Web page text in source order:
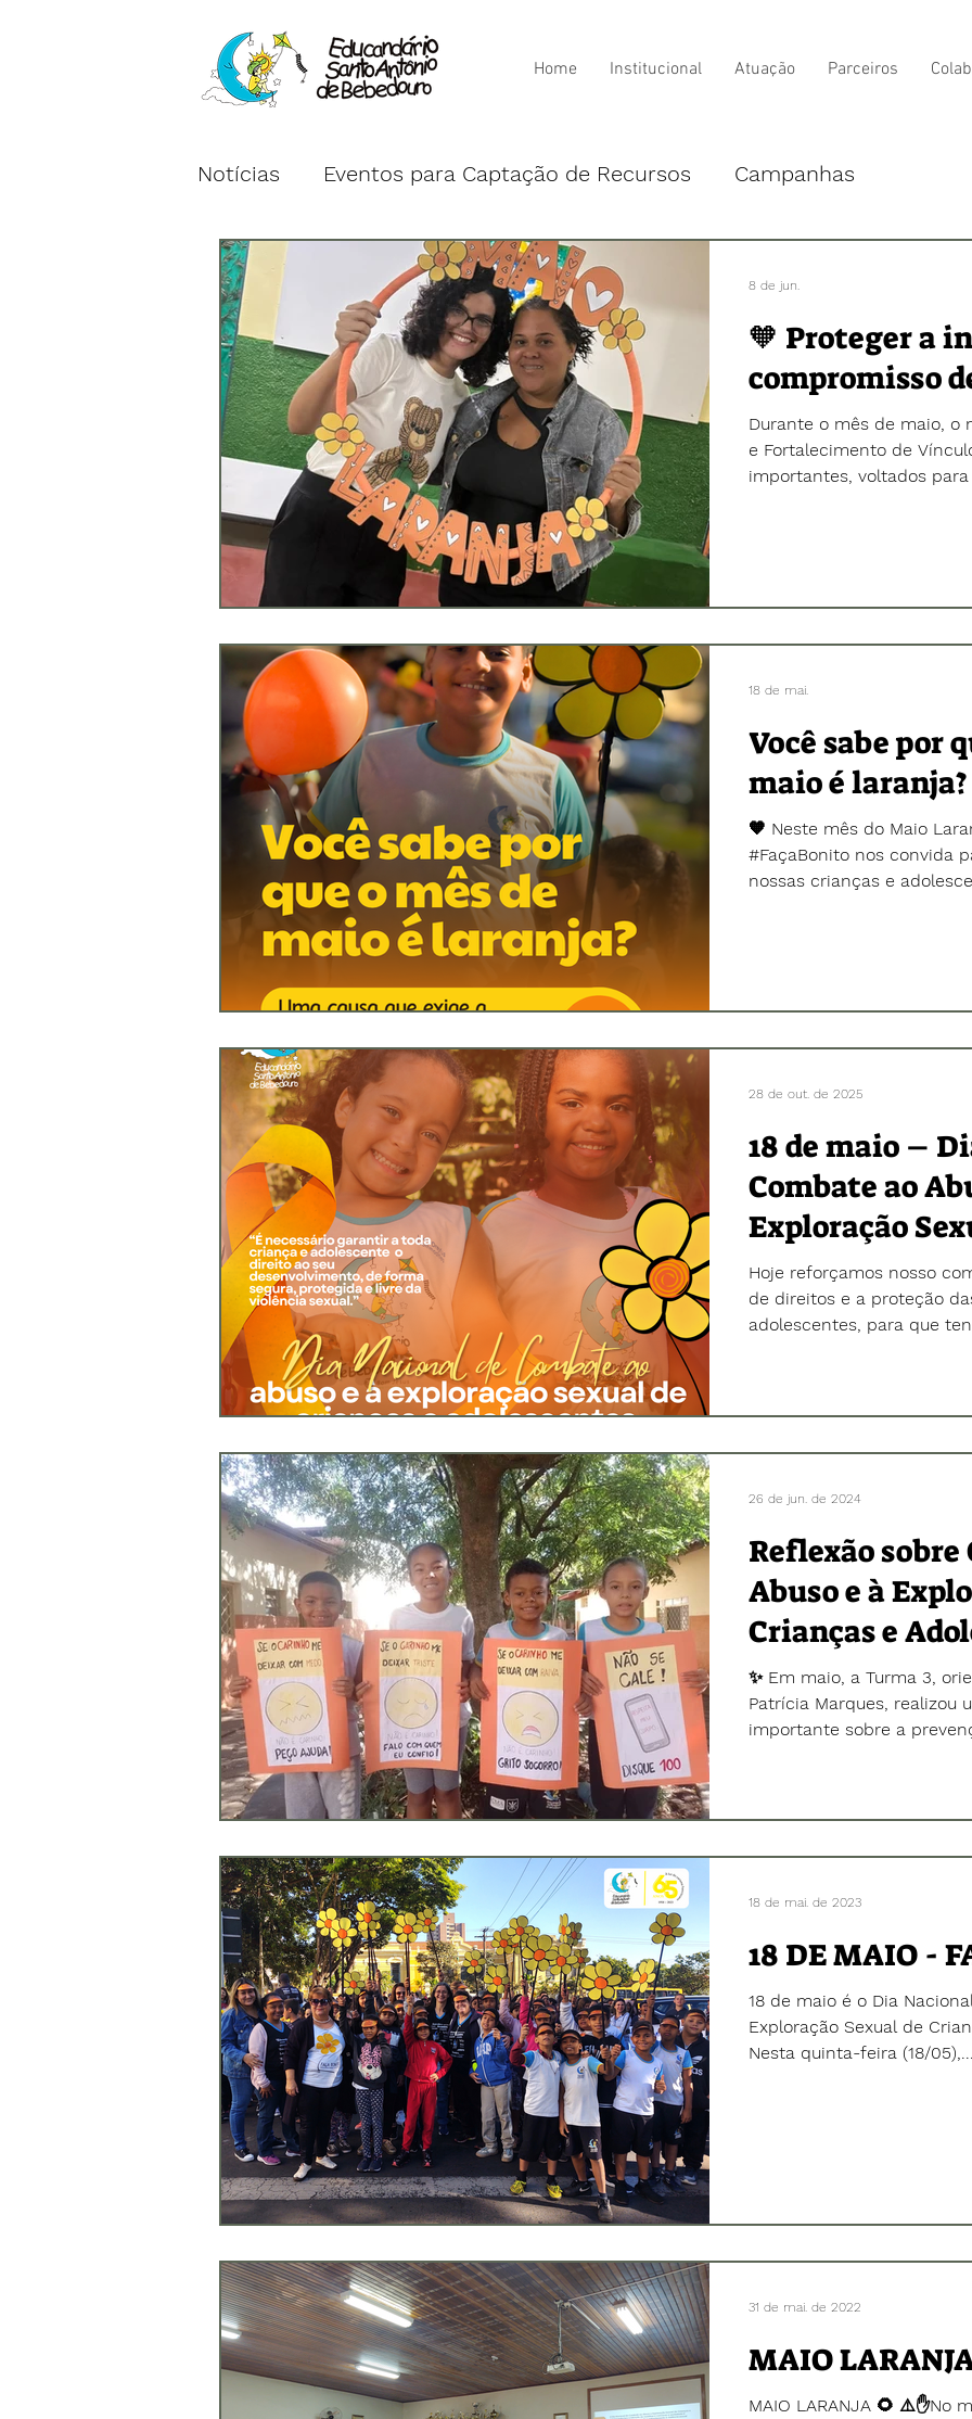
Home Institucional Atuação Parceiros
Notícias Eventos para Captação de Recursos Campanhas
🧡 Proteger a
compromisso
Durante o mês de maio, o
e Fortalecimento de
importantes, voltados
as psicólogas Michelly e
8 de jun.
Você sabe por
maio é laranja?
🧡 Neste mês do Maio
#FaçaBonito nos convida
nossas crianças e
de instituições sérias,
18 de mai.
18 de maio –
Combate ao
Exploração
e
Hoje reforçamos nosso
de direitos e a proteção
adolescentes, para que
desenvolvimento
participar da caminhada
28 de out. de 2025
Reflexão sobre
Abuso e à
Crianças e
✨ Em maio, a Turma 3,
Patrícia Marques, realizou
importante sobre a
26 de jun. de 2024
18 DE MAIO -
18 de maio é o Dia
Exploração Sexual de
Nesta quinta-feira (18/05),...
18 de mai. de 2023
MAIO
MAIO LARANJA 🌻 ⚠️✋No mês de maio foi realizado
31 de mai. de 2022